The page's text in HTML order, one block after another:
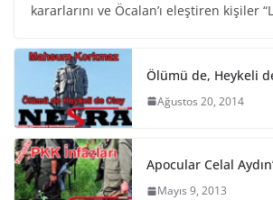
kararlarını ve Öcalan’ı eleştiren kişiler
Ölümü de, Heykeli
Ağustos 20, 2014
Apocular Celal
Mayıs 9, 2013